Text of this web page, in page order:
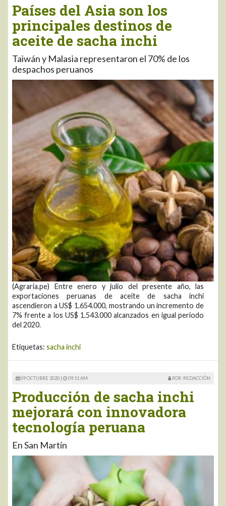
Países del Asia son los
principales destinos de
aceite de sacha inchi
Taiwán y Malasia representaron el 70% de los
despachos peruanos
(Agraria.pe) Entre enero y julio del presente año, las
exportaciones peruanas de aceite de sacha inchi
ascendieron a US$ 1.654.000, mostrando un incremento de
7% frente a los US$ 1.543.000 alcanzados en igual periodo
del 2020.
Etiquetas: sacha inchi
09 OCTUBRE 2020 | 09:11 AM POR: REDACCIÓN
Producción de sacha inchi
mejorará con innovadora
tecnología peruana
En San Martín